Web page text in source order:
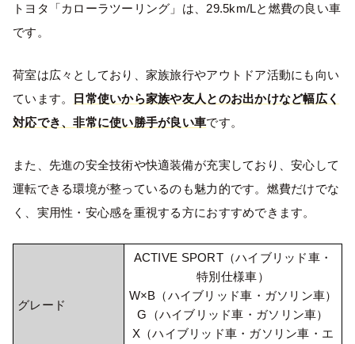
トヨタ「カローラツーリング」は、29.5km/Lと燃費の良い車
です。
荷室は広々としており、家族旅行やアウトドア活動にも向い
ています。
日常使いから家族や友人とのお出かけなど幅広く
対応でき、非常に使い勝手が良い車です。
また、先進の安全技術や快適装備が充実しており、安心して
運転できる環境が整っているのも魅力的です。燃費だけでな
く、実用性・安心感を重視する方におすすめできます。
グレード
ACTIVE SPORT（ハイブリッド車・
特別仕様車）
W×B（ハイブリッド車・ガソリン車）
G（ハイブリッド車・ガソリン車）
X（ハイブリッド車・ガソリン車・エ